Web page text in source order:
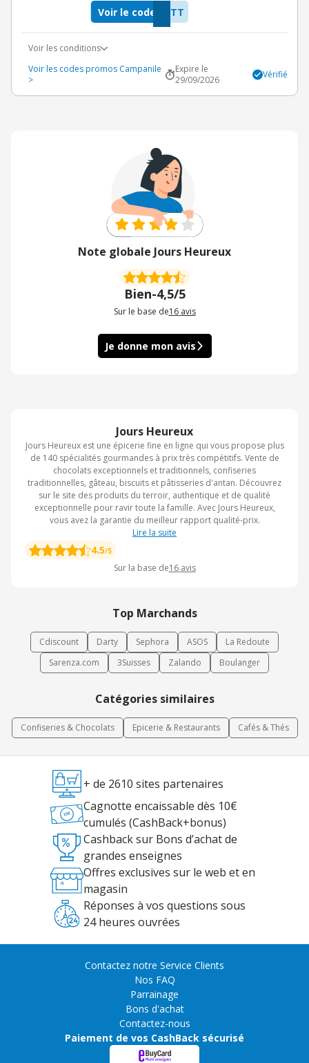
Jours Heureux
Jours Heureux est une épicerie fine en ligne qui vous propose plus
de 140 spécialités gourmandes à prix très compétitifs. Vente de
chocolats exceptionnels et traditionnels, confiseries
traditionnelles, gâteau, biscuits et pâtisseries d'antan. Découvrez
sur le site des produits du terroir, authentique et de qualité
exceptionnelle pour ravir toute la famille. Avec Jours Heureux,
vous avez la garantie du meilleur rapport qualité-prix.
Lire la suite
4.5/5
Sur la base de16 avis
Top Marchands
Cdiscount Darty Sephora ASOS
La Redoute
Sarenza.com
3Suisses Zalando Boulanger
Catégories similaires
Confiseries & Chocolats Epicerie & Restaurants Cafés & Thés
2TT
Voir le code
Voir les conditions
Voir les codes promos Campanile
>
Expire le
29/09/2026
Vérifié
Note globale Jours Heureux
Bien-4,5/5
Sur le base de16 avis
Je donne mon avis
+ de 2610 sites partenaires
Cagnotte encaissable dès 10€
cumulés (CashBack+bonus)
Cashback sur Bons d’achat de
grandes enseignes
Offres exclusives sur le web et en
magasin
Réponses à vos questions sous
24 heures ouvrées
Contactez notre Service Clients
Nos FAQ
Parrainage
Bons d'achat
Contactez-nous
Paiement de vos CashBack sécurisé